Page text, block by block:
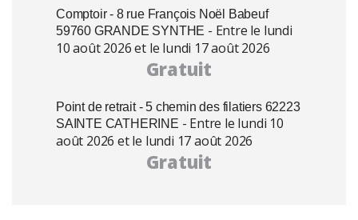
Comptoir - 8 rue François Noël Babeuf
59760 GRANDE SYNTHE - Entre le lundi
10 août 2026 et le lundi 17 août 2026
Gratuit
Point de retrait - 5 chemin des filatiers 62223
SAINTE CATHERINE - Entre le lundi 10
août 2026 et le lundi 17 août 2026
Gratuit